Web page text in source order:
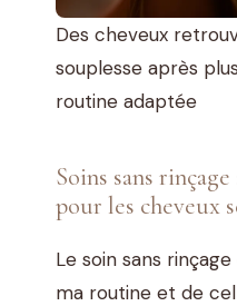
Des cheveux
souplesse après
routine adaptée
Soins sans
pour les cheveux
Le soin sans
ma routine et de